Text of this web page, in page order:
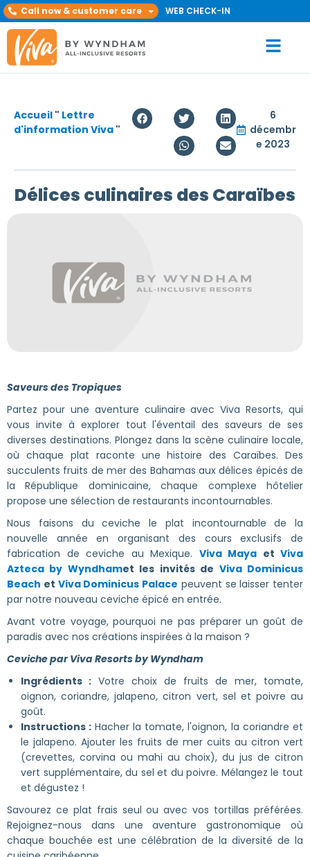
Call now & customer care WEB CHECK-IN
Accueil " Lettre
d'information Viva "
6
décembr
e 2023
Délices culinaires des Caraïbes
Saveurs des Tropiques
Partez pour une aventure culinaire avec Viva Resorts, qui
vous invite à explorer tout l'éventail des saveurs de ses
diverses destinations. Plongez dans la scène culinaire locale,
où chaque plat raconte une histoire des Caraïbes. Des
succulents fruits de mer des Bahamas aux délices épicés de
la République dominicaine, chaque complexe hôtelier
propose une sélection de restaurants incontournables.
Nous faisons du ceviche le plat incontournable de la
nouvelle année en organisant des cours exclusifs de
fabrication de ceviche au Mexique. Viva Maya et Viva
Azteca by Wyndhamet les invités de Viva Dominicus
Beach et Viva Dominicus Palace peuvent se laisser tenter
par notre nouveau ceviche épicé en entrée.
Avant votre voyage, pourquoi ne pas préparer un goût de
paradis avec nos créations inspirées à la maison ?
Ceviche par Viva Resorts by Wyndham
Ingrédients : Votre choix de fruits de mer, tomate,
oignon, coriandre, jalapeno, citron vert, sel et poivre au
goût.
Instructions : Hacher la tomate, l'oignon, la coriandre et
le jalapeno. Ajouter les fruits de mer cuits au citron vert
(crevettes, corvina ou mahi au choix), du jus de citron
vert supplémentaire, du sel et du poivre. Mélangez le tout
et dégustez !
Savourez ce plat frais seul ou avec vos tortillas préférées.
Rejoignez-nous dans une aventure gastronomique où
chaque bouchée est une célébration de la diversité de la